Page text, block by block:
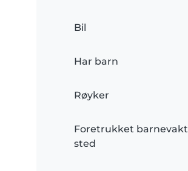
Bil
Har barn
Røyker
Foretrukket barnevakt
sted